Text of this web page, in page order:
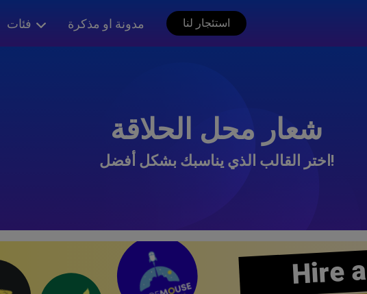
فئات مدونة او مذكرة استئجار لنا
شعار محل الحلاقة
اختر القالب الذي يناسبك بشكل أفضل!
Hire a